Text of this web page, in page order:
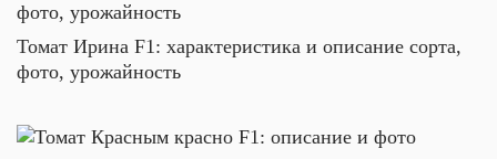
Томат Ирина F1: характеристика и описание сорта,
фото, урожайность